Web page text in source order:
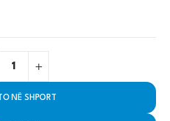
NË SHPORT